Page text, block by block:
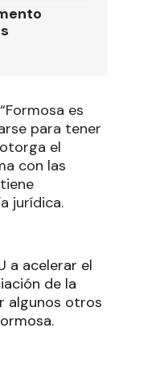
es
para tener
el
con las
jurídica.
a acelerar el
de la
algunos otros